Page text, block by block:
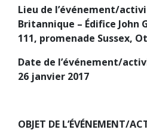
Lieu de l’événement/
Britannique – Édifice John
111, promenade Sussex,
Date de l’événement/
26 janvier 2017
OBJET DE L’ÉVÉNEMENT/